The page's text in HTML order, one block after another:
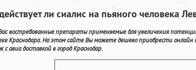
ли сиалис на пьяного человека
востребованные препараты применяемые для увеличения
Краснодара. На этом сайте Вы можете дешево приобрести
с авиа доставкой в город Краснодар.